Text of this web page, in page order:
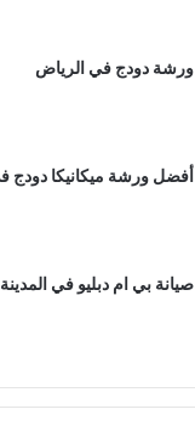
ورشة دودج في الرياض
أفضل ورشة ميكانيكا دودج
صيانة بي ام دبليو في